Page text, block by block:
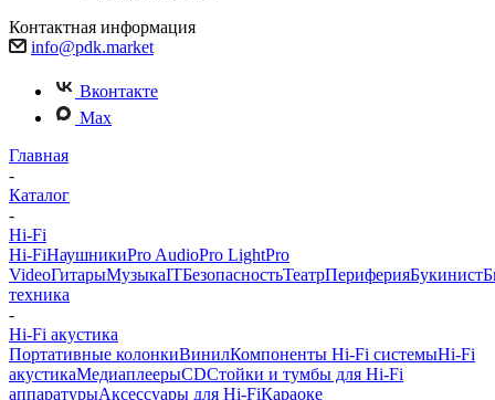
Контактная информация
info@pdk.market
Вконтакте
Max
Главная
-
Каталог
-
Hi-Fi
Hi-FiНаушникиPro AudioPro LightPro
VideoГитарыМузыкаITБезопасностьТеатрПериферияБукинист
техника
-
Hi-Fi акустика
Портативные колонкиВинилКомпоненты Hi-Fi системыHi-Fi
акустикаМедиаплеерыCDСтойки и тумбы для Hi-Fi
аппаратурыАксессуары для Hi-FiКараоке